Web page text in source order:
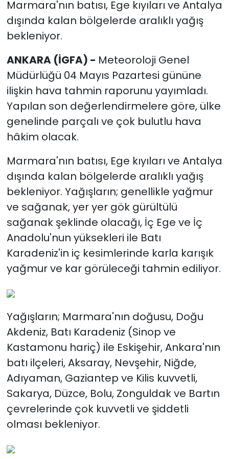
Marmara'nın batısı, Ege kıyıları ve Antalya
dışında kalan bölgelerde aralıklı yağış
bekleniyor.
ANKARA (İGFA) - Meteoroloji Genel
Müdürlüğü 04 Mayıs Pazartesi gününe
ilişkin hava tahmin raporunu yayımladı.
Yapılan son değerlendirmelere göre, ülke
genelinde parçalı ve çok bulutlu hava
hâkim olacak.
Marmara'nın batısı, Ege kıyıları ve Antalya
dışında kalan bölgelerde aralıklı yağış
bekleniyor. Yağışların; genellikle yağmur
ve sağanak, yer yer gök gürültülü
sağanak şeklinde olacağı, İç Ege ve İç
Anadolu'nun yüksekleri ile Batı
Karadeniz'in iç kesimlerinde karla karışık
yağmur ve kar görüleceği tahmin ediliyor.
Yağışların; Marmara'nın doğusu, Doğu
Akdeniz, Batı Karadeniz (Sinop ve
Kastamonu hariç) ile Eskişehir, Ankara'nın
batı ilçeleri, Aksaray, Nevşehir, Niğde,
Adıyaman, Gaziantep ve Kilis kuvvetli,
Sakarya, Düzce, Bolu, Zonguldak ve Bartın
çevrelerinde çok kuvvetli ve şiddetli
olması bekleniyor.